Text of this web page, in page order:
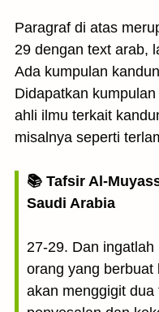
Paragraf di atas
29 dengan text arab,
Ada kumpulan
Didapatkan
ahli ilmu terkait
misalnya seperti
📚 Tafsir Al-
Saudi Arabia
27-29. Dan
orang yang berbuat
akan menggigit